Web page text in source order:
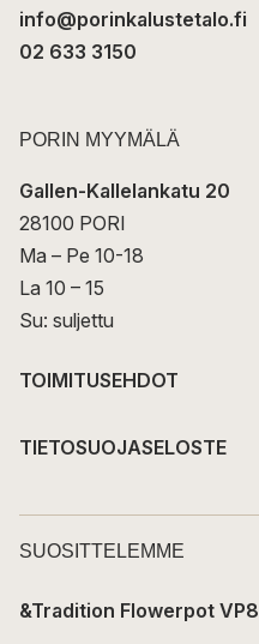
info@porinkalustetalo.fi
02 633 3150
PORIN MYYMÄLÄ
Gallen-Kallelankatu 20
28100 PORI
Ma – Pe 10-18
La 10 – 15
Su: suljettu
TOIMITUSEHDOT
TIETOSUOJASELOSTE
SUOSITTELEMME
&Tradition Flowerpot VP8